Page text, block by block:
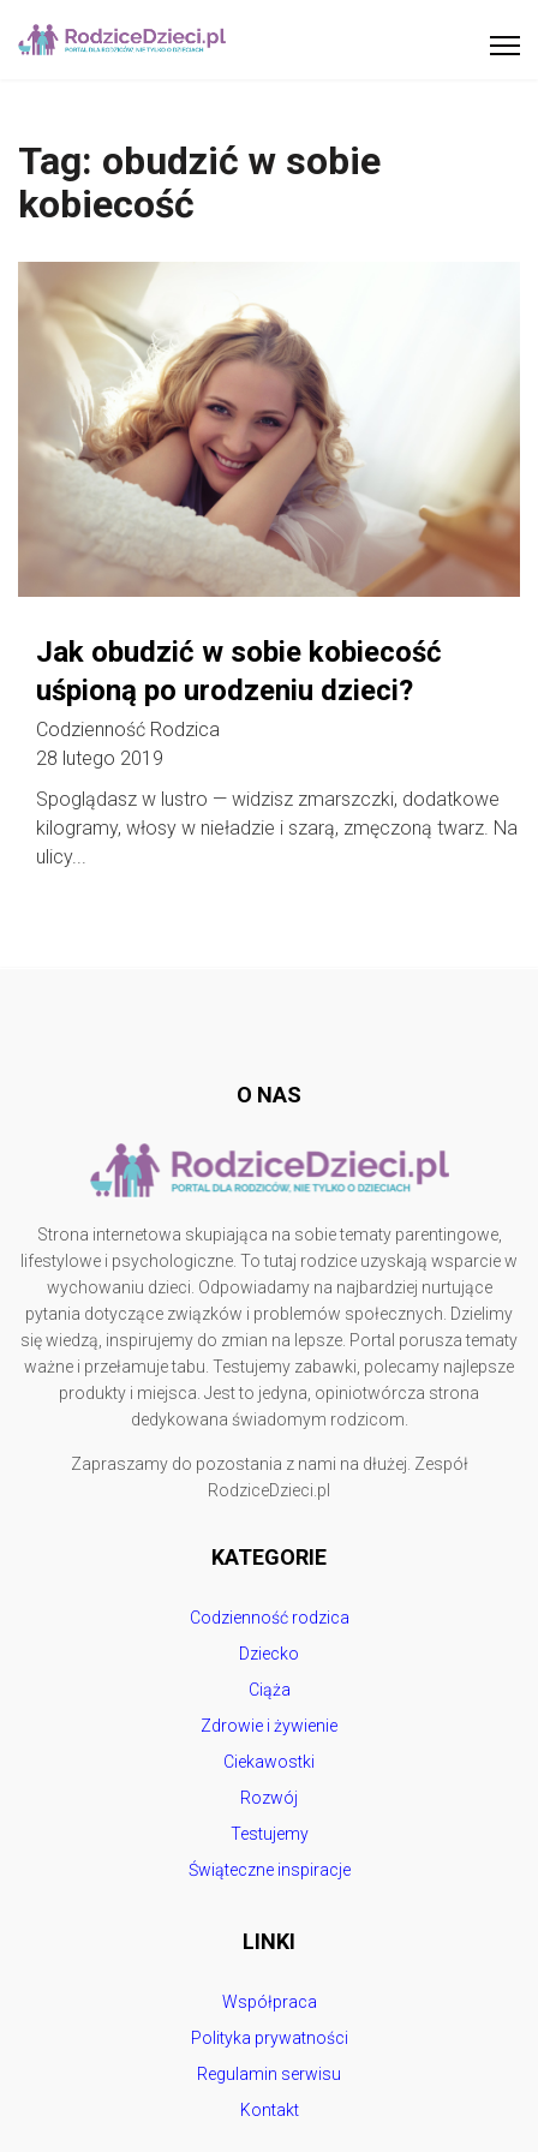
Tag: obudzić w sobie
kobiecość
Jak obudzić w sobie kobiecość
uśpioną po urodzeniu dzieci?
Codzienność Rodzica
28 lutego 2019
Spoglądasz w lustro — widzisz zmarszczki, dodatkowe
kilogramy, włosy w nieładzie i szarą, zmęczoną twarz. Na
ulicy...
O NAS
Strona internetowa skupiająca na sobie tematy parentingowe,
lifestylowe i psychologiczne. To tutaj rodzice uzyskają wsparcie w
wychowaniu dzieci. Odpowiadamy na najbardziej nurtujące
pytania dotyczące związków i problemów społecznych. Dzielimy
się wiedzą, inspirujemy do zmian na lepsze. Portal porusza tematy
ważne i przełamuje tabu. Testujemy zabawki, polecamy najlepsze
produkty i miejsca. Jest to jedyna, opiniotwórcza strona
dedykowana świadomym rodzicom.
Zapraszamy do pozostania z nami na dłużej. Zespół
RodziceDzieci.pl
KATEGORIE
Codzienność rodzica
Dziecko
Ciąża
Zdrowie i żywienie
Ciekawostki
Rozwój
Testujemy
Świąteczne inspiracje
LINKI
Współpraca
Polityka prywatności
Regulamin serwisu
Kontakt